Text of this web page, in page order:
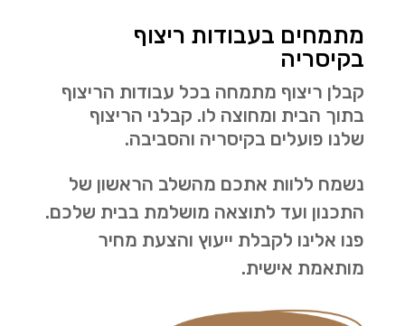
מתמחים בעבודות ריצוף
בקיסריה
קבלן ריצוף מתמחה בכל עבודות הריצוף
בתוך הבית ומחוצה לו. קבלני הריצוף
שלנו פועלים בקיסריה והסביבה.
נשמח ללוות אתכם מהשלב הראשון של
התכנון ועד לתוצאה מושלמת בבית שלכם.
פנו אלינו לקבלת ייעוץ והצעת מחיר
מותאמת אישית.